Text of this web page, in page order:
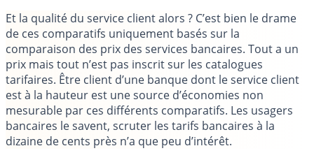
Et la qualité du service client alors ? C’est bien le drame
de ces comparatifs uniquement basés sur la
comparaison des prix des services bancaires. Tout a un
prix mais tout n’est pas inscrit sur les catalogues
tarifaires. Être client d’une banque dont le service client
est à la hauteur est une source d’économies non
mesurable par ces différents comparatifs. Les usagers
bancaires le savent, scruter les tarifs bancaires à la
dizaine de cents près n’a que peu d’intérêt.